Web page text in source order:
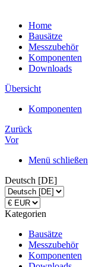
Home
Bausätze
Messzubehör
Komponenten
Downloads
Übersicht
Komponenten
Zurück
Vor
Menü schließen
Deutsch [DE]
Kategorien
Bausätze
Messzubehör
Komponenten